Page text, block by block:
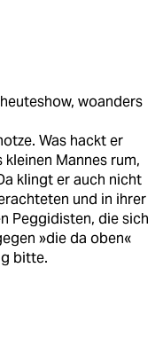
woanders
Was hackt er
Mannes rum,
klingt er auch nicht
und in ihrer
Peggidisten, die sich
»die da oben«
bitte.